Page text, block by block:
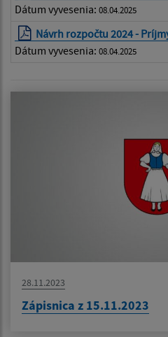
Dátum vyvesenia: 08.04.2025
Návrh rozpočtu 2024 -
Dátum vyvesenia: 08.04.2025
28.11.2023
Zápisnica z 15.11.2023